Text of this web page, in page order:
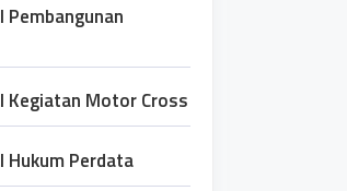
Kegiatan Motor Cross
Hukum Perdata